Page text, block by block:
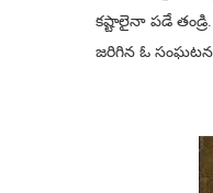
కష్టాలైనా పడే
జరిగిన ఓ